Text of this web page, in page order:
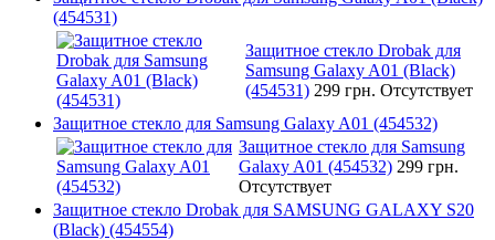
(454531)
Защитное стекло Drobak для
Samsung Galaxy A01 (Black)
(454531) 299 грн. Отсутствует
Защитное стекло для Samsung Galaxy A01 (454532)
Защитное стекло для Samsung
Galaxy A01 (454532) 299 грн.
Отсутствует
Защитное стекло Drobak для SAMSUNG GALAXY S20
(Black) (454554)